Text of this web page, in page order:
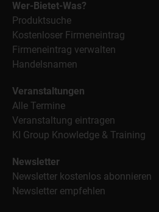
Wer-Bietet-Was?
Produktsuche
Kostenloser Firmeneintrag
Firmeneintrag verwalten
Handelsnamen
Veranstaltungen
Alle Termine
Veranstaltung eintragen
KI Group Knowledge & Training
Newsletter
Newsletter kostenlos abonnieren
Newsletter empfehlen